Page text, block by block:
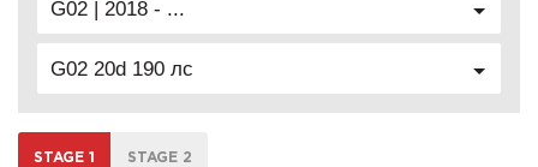
G02 | 2018 - ...
G02 20d 190 лс
STAGE 1 STAGE 2